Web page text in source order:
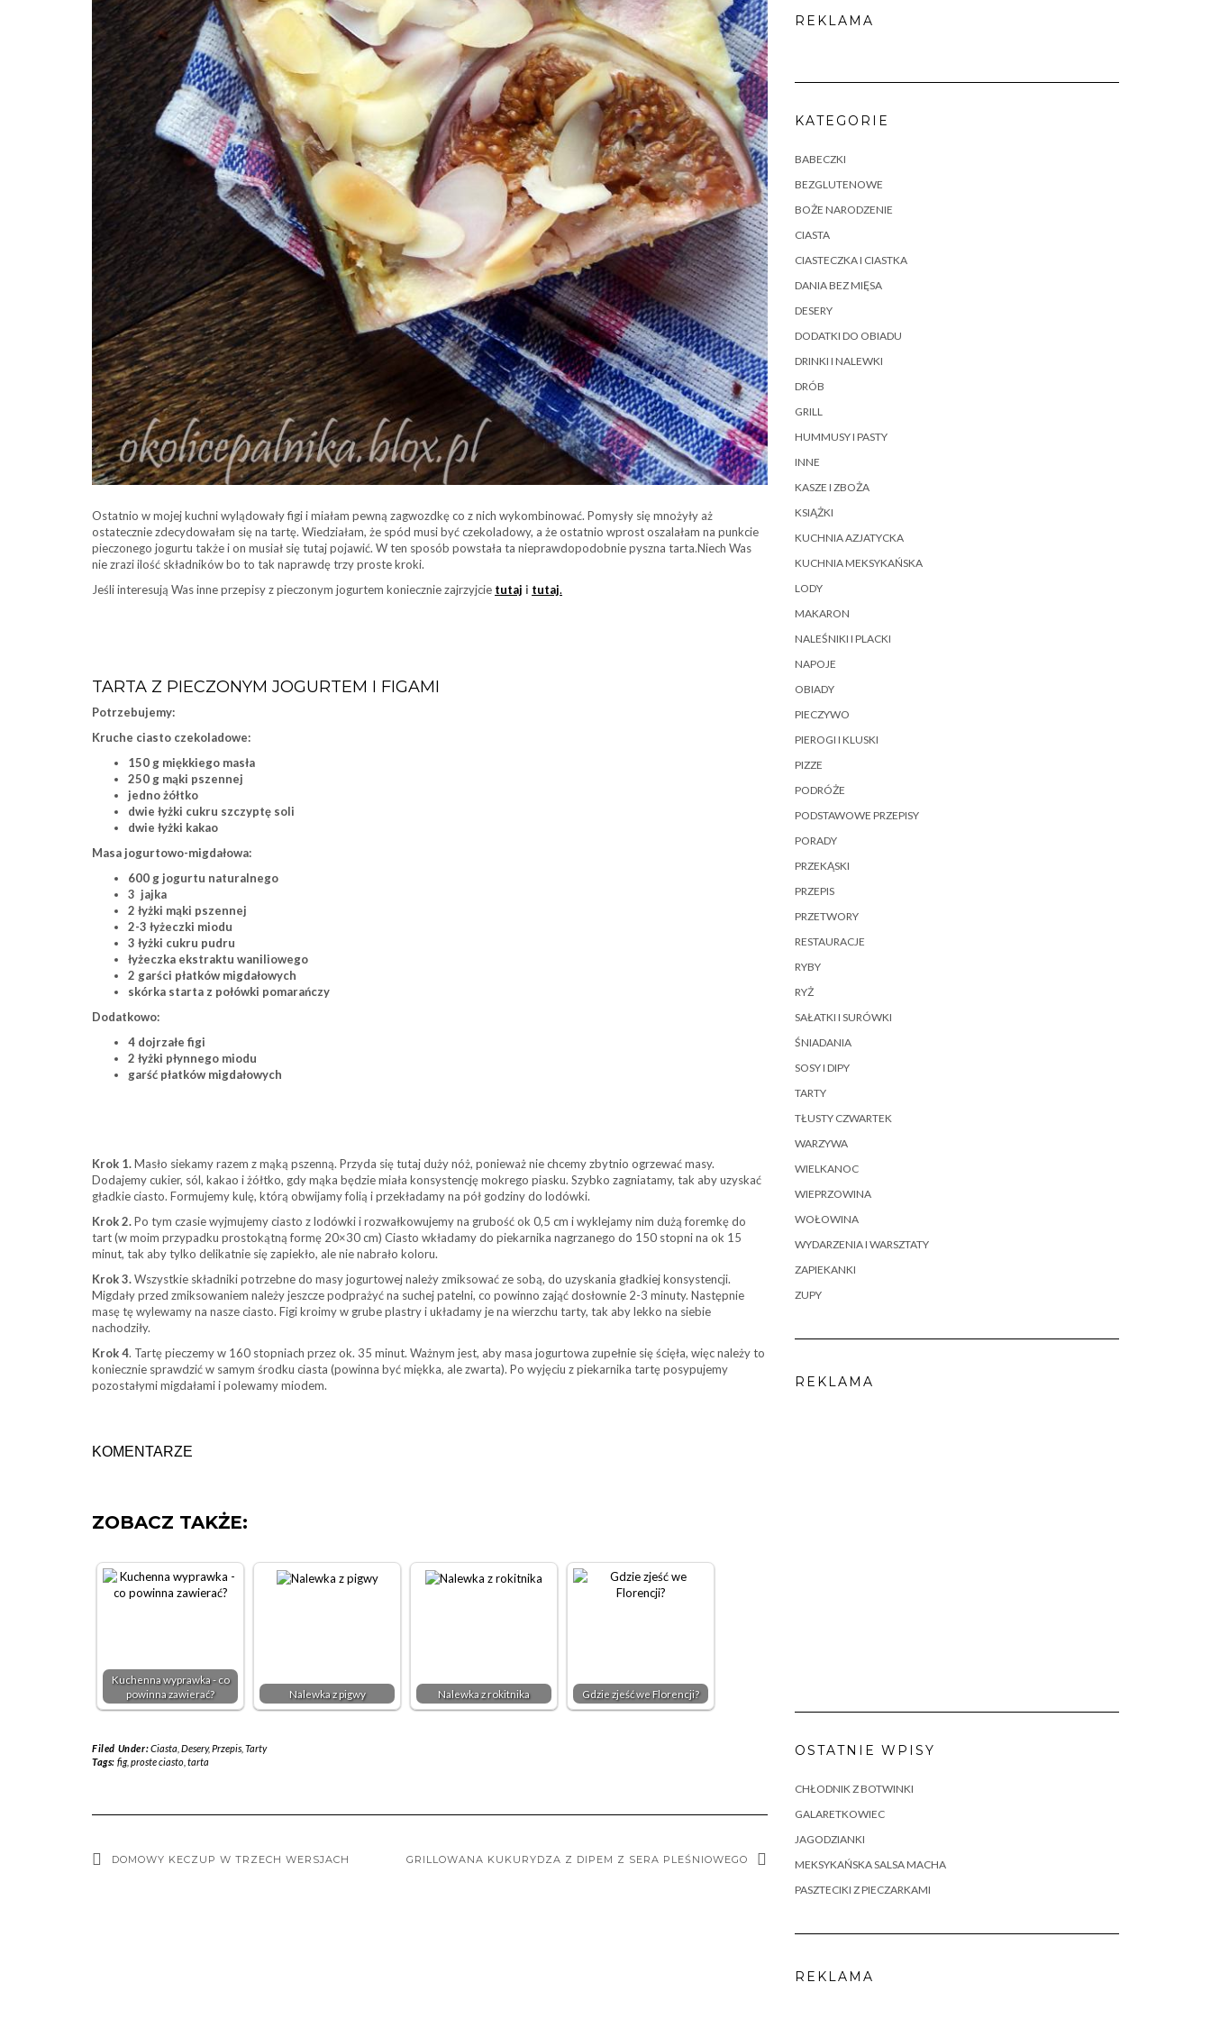
Ostatnio w mojej kuchni wylądowały figi i miałam pewną zagwozdkę co z nich wykombinować. Pomysły się mnożyły aż
ostatecznie zdecydowałam się na tartę. Wiedziałam, że spód musi być czekoladowy, a że ostatnio wprost oszalałam na punkcie
pieczonego jogurtu także i on musiał się tutaj pojawić. W ten sposób powstała ta nieprawdopodobnie pyszna tarta.Niech Was
nie zrazi ilość składników bo to tak naprawdę trzy proste kroki.
Jeśli interesują Was inne przepisy z pieczonym jogurtem koniecznie zajrzyjcie tutaj i tutaj.
TARTA Z PIECZONYM JOGURTEM I FIGAMI
Potrzebujemy:
Kruche ciasto czekoladowe:
150 g miękkiego masła
250 g mąki pszennej
jedno żółtko
dwie łyżki cukru szczyptę soli
dwie łyżki kakao
Masa jogurtowo-migdałowa:
600 g jogurtu naturalnego
3 jajka
2 łyżki mąki pszennej
2-3 łyżeczki miodu
3 łyżki cukru pudru
łyżeczka ekstraktu waniliowego
2 garści płatków migdałowych
skórka starta z połówki pomarańczy
Dodatkowo:
4 dojrzałe figi
2 łyżki płynnego miodu
garść płatków migdałowych
Krok 1.Masło siekamy razem z mąką pszenną. Przyda się tutaj duży nóż, ponieważ nie chcemy zbytnio ogrzewać masy.
Dodajemy cukier, sól, kakao i żółtko, gdy mąka będzie miała konsystencję mokrego piasku. Szybko zagniatamy, tak aby uzyskać
gładkie ciasto. Formujemy kulę, którą obwijamy folią i przekładamy na pół godziny do lodówki.
Krok 2.Po tym czasie wyjmujemy ciasto z lodówki i rozwałkowujemy na grubość ok 0,5 cm i wyklejamy nim dużą foremkę do
tart (w moim przypadku prostokątną formę 20×30 cm) Ciasto wkładamy do piekarnika nagrzanego do 150 stopni na ok 15
minut, tak aby tylko delikatnie się zapiekło, ale nie nabrało koloru.
Krok 3.Wszystkie składniki potrzebne do masy jogurtowej należy zmiksować ze sobą, do uzyskania gładkiej konsystencji.
Migdały przed zmiksowaniem należy jeszcze podprażyć na suchej patelni, co powinno zająć dosłownie 2-3 minuty. Następnie
masę tę wylewamy na nasze ciasto. Figi kroimy w grube plastry i układamy je na wierzchu tarty, tak aby lekko na siebie
nachodziły.
Krok 4. Tartę pieczemy w 160 stopniach przez ok. 35 minut. Ważnym jest, aby masa jogurtowa zupełnie się ścięła, więc należy to
koniecznie sprawdzić w samym środku ciasta (powinna być miękka, ale zwarta). Po wyjęciu z piekarnika tartę posypujemy
pozostałymi migdałami i polewamy miodem.
KOMENTARZE
ZOBACZ TAKŻE:
Kuchenna wyprawka - co
powinna zawierać?
Nalewka z pigwy Nalewka z rokitnika Gdzie zjeść we Florencji?
Filed Under:Ciasta Desery,Przepis, Tarty
Tags: fig, proste ciasto, tarta
DOMOWY KECZUP W TRZECH WERSJACH GRILLOWANA KUKURYDZA Z DIPEM Z SERA PLEŚNIOWEGO
REKLAMA
KATEGORIE
BABECZKI
BEZGLUTENOWE
BOŻE NARODZENIE
CIASTA
CIASTECZKA I CIASTKA
DANIA BEZ MIĘSA
DESERY
DODATKI DO OBIADU
DRINKI I NALEWKI
DRÓB
GRILL
HUMMUSY I PASTY
INNE
KASZE I ZBOŻA
KSIĄŻKI
KUCHNIA AZJATYCKA
KUCHNIA MEKSYKAŃSKA
LODY
MAKARON
NALEŚNIKI I PLACKI
NAPOJE
OBIADY
PIECZYWO
PIEROGI I KLUSKI
PIZZE
PODRÓŻE
PODSTAWOWE PRZEPISY
PORADY
PRZEKĄSKI
PRZEPIS
PRZETWORY
RESTAURACJE
RYBY
RYŻ
SAŁATKI I SURÓWKI
ŚNIADANIA
SOSY I DIPY
TARTY
TŁUSTY CZWARTEK
WARZYWA
WIELKANOC
WIEPRZOWINA
WOŁOWINA
WYDARZENIA I WARSZTATY
ZAPIEKANKI
ZUPY
REKLAMA
OSTATNIE WPISY
CHŁODNIK Z BOTWINKI
GALARETKOWIEC
JAGODZIANKI
MEKSYKAŃSKA SALSA MACHA
PASZTECIKI Z PIECZARKAMI
REKLAMA